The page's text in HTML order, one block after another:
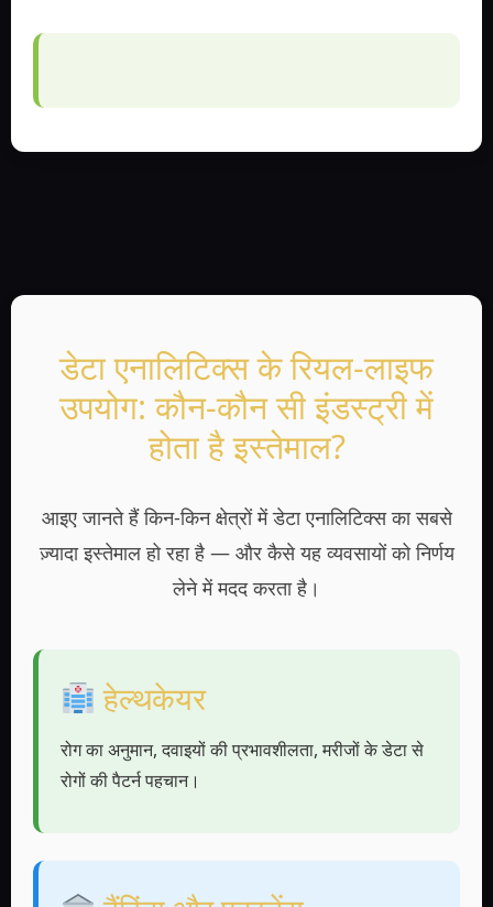
डेटा एनालिटिक्स के रियल-लाइफ
उपयोग: कौन-कौन सी इंडस्ट्री में
होता है इस्तेमाल?
आइए जानते हैं किन-किन क्षेत्रों में डेटा एनालिटिक्स का सबसे
ज़्यादा इस्तेमाल हो रहा है — और कैसे यह व्यवसायों को निर्णय
लेने में मदद करता है।
हेल्थकेयर
रोग का अनुमान, दवाइयों की प्रभावशीलता, मरीजों के डेटा से
रोगों की पैटर्न पहचान।